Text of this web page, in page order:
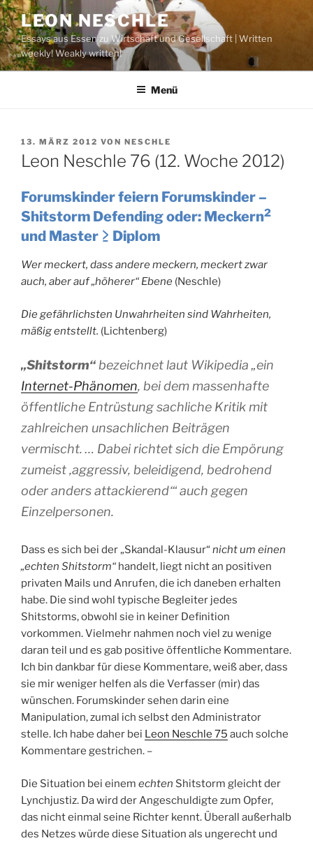
Zum
Inhalt
springen
LEON NESCHLE
Essays aus Essen zu Wirtschaft und Gesellschaft | Written
weekly! Weakly written!
Menü
VERÖFFENTLICHT
AM
13. MÄRZ 2012 VON NESCHLE
Leon Neschle 76 (12. Woche 2012)
Forumskinder feiern Forumskinder –
Shitstorm Defending oder: Meckern2
und Master ≥ Diplom
Wer meckert, dass andere meckern, meckert zwar
auch, aber auf „höherer“ Ebene (Neschle)
Die gefährlichsten Unwahrheiten sind Wahrheiten,
mäßig entstellt. (Lichtenberg)
„Shitstorm“bezeichnet laut Wikipedia „ein
Internet-Phänomen, bei dem massenhafte
öffentliche Entrüstung sachliche Kritik mit
zahlreichen unsachlichen Beiträgen
vermischt. … Dabei richtet sich die Empörung
zumeist ‚aggressiv, beleidigend, bedrohend
oder anders attackierend‘“ auch gegen
Einzelpersonen.
Dass es sich bei der „Skandal-Klausur“ nicht um einen
„echten Shitstorm“ handelt, liegt nicht an positiven
privaten Mails und Anrufen, die ich daneben erhalten
habe. Die sind wohl typische Begleiter jedes
Shitstorms, obwohl sie in keiner Definition
vorkommen. Vielmehr nahmen noch viel zu wenige
daran teil und es gab positive öffentliche Kommentare.
Ich bin dankbar für diese Kommentare, weiß aber, dass
sie mir weniger helfen als die Verfasser (mir) das
wünschen. Forumskinder sehen darin eine
Manipulation, zumal ich selbst den Administrator
stelle. Ich habe daher bei Leon Neschle 75 auch solche
Kommentare gestrichen. –
Die Situation bei einem echten Shitstorm gleicht der
Lynchjustiz. Da wird der Angeschuldigte zum Opfer,
das nicht einmal seine Richter kennt. Überall außerhalb
des Netzes würde diese Situation als ungerecht und